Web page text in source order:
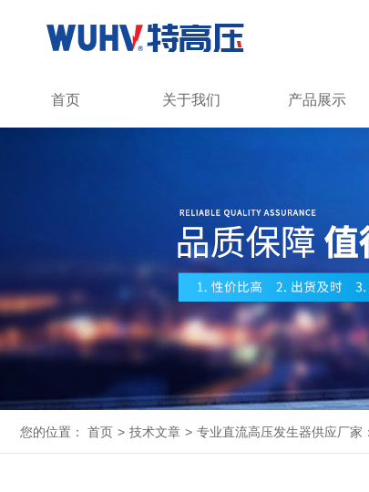
首页 关于我们 产品展示
您的位置： 首页 > 技术文章 > 专业直流高压发生器供应厂家